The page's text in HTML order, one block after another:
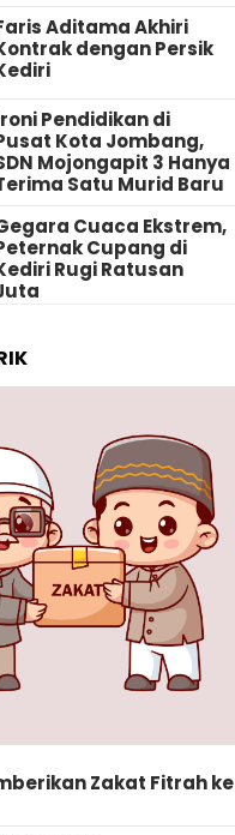
Aditama Akhiri
dengan Persik
Pendidikan di
Kota Jombang,
Mojongapit 3 Hanya
Satu Murid Baru
Cuaca Ekstrem,
Cupang di
Rugi Ratusan
Zakat Fitrah ke